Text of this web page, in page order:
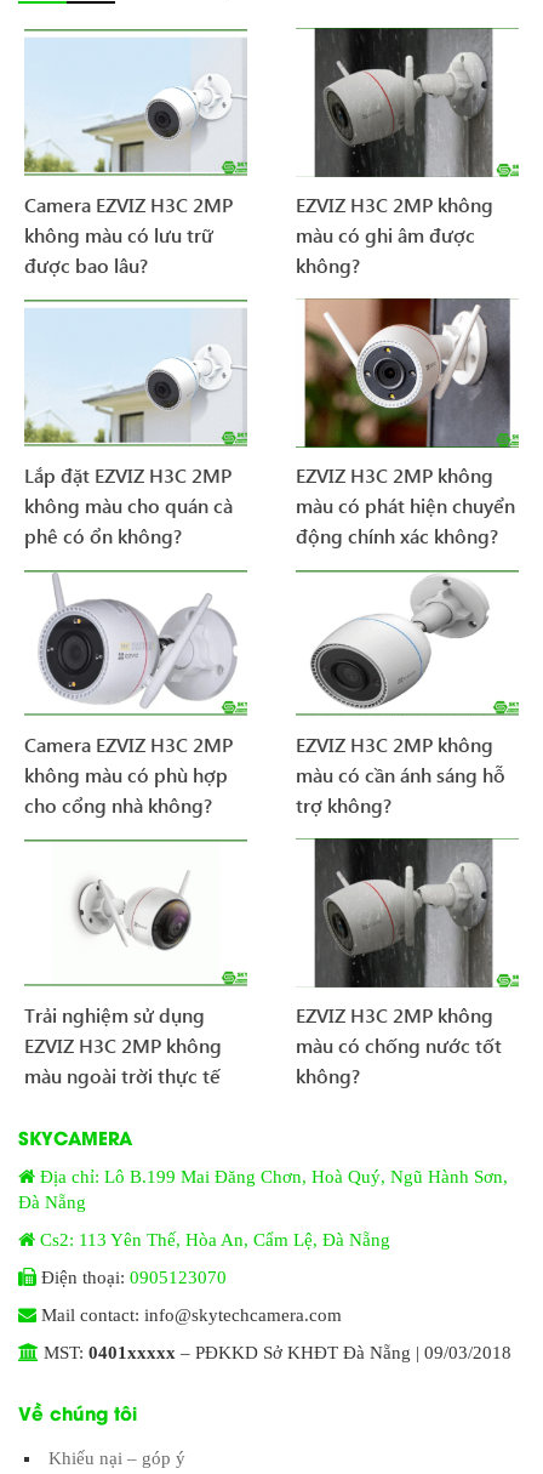
Camera EZVIZ H3C 2MP
không màu có lưu trữ
được bao lâu?
EZVIZ H3C 2MP không
màu có ghi âm được
không?
Lắp đặt EZVIZ H3C 2MP
không màu cho quán cà
phê có ổn không?
EZVIZ H3C 2MP không
màu có phát hiện chuyển
động chính xác không?
Camera EZVIZ H3C 2MP
không màu có phù hợp
cho cổng nhà không?
EZVIZ H3C 2MP không
màu có cần ánh sáng hỗ
trợ không?
Trải nghiệm sử dụng
EZVIZ H3C 2MP không
màu ngoài trời thực tế
EZVIZ H3C 2MP không
màu có chống nước tốt
không?
SKYCAMERA
Địa chỉ: Lô B.199 Mai Đăng Chơn, Hoà Quý, Ngũ Hành Sơn,
Đà Nẵng
Cs2: 113 Yên Thế, Hòa An, Cẩm Lệ, Đà Nẵng
Điện thoại: 0905123070
Mail contact: info@skytechcamera.com
MST: 0401xxxxx – PĐKKD Sở KHĐT Đà Nẵng | 09/03/2018
Về chúng tôi
Khiếu nại – góp ý